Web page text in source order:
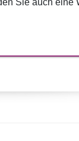
Sie auch eine